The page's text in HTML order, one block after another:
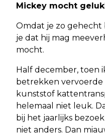
Mickey mocht
Omdat je zo gehecht
je dat hij mag
mocht.
Half december, toen
betrekken vervoerde
kunststof
helemaal niet leuk.
bij het jaarlijks
niet anders. Dan